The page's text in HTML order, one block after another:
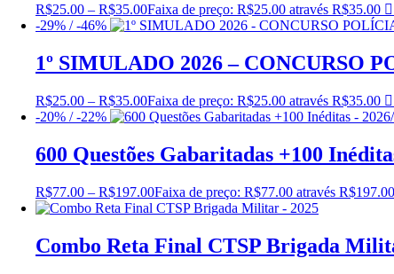
R$25.00 – R$35.00Faixa de preço: R$25.00 através R$35.00
-29% / -46%
1º SIMULADO 2026 – CONCURSO
R$25.00 – R$35.00Faixa de preço: R$25.00 através R$35.00
-20% / -22%
600 Questões Gabaritadas +100
R$77.00 – R$197.00Faixa de preço: R$77.00 através R$197.00
Combo Reta Final CTSP Brigada